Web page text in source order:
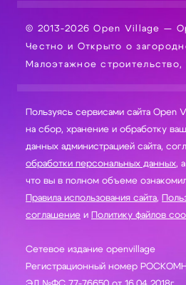
© 2013-2026 Open Village —
Честно и Открыто о
Малоэтажное строительство,
Пользуясь сервисами сайта Open
на сбор, хранение и обработку ваших персональных
данных администрацией сайта,
обработки персональных данных,
что вы в полном объеме
Правила использования сайта,
соглашение и Политику файлов
Сетевое издание openvillage
Регистрационный номер